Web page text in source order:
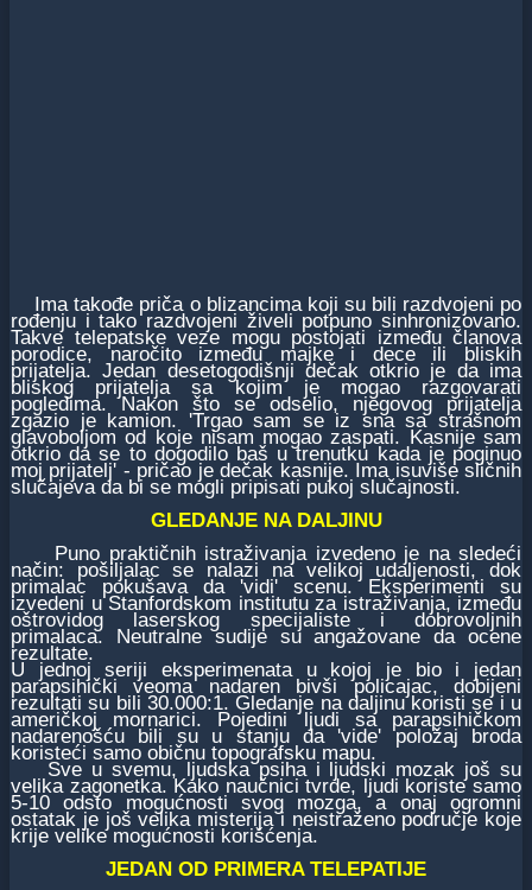
Ima takođe priča o blizancima koji su bili razdvojeni po
rođenju i tako razdvojeni živeli potpuno sinhronizovano.
Takve telepatske veze mogu postojati između članova
porodice, naročito između majke i dece ili bliskih
prijatelja. Jedan desetogodišnji dečak otkrio je da ima
bliskog prijatelja sa kojim je mogao razgovarati
pogledima. Nakon što se odselio, njegovog prijatelja
zgazio je kamion. 'Trgao sam se iz sna sa strašnom
glavoboljom od koje nisam mogao zaspati. Kasnije sam
otkrio da se to dogodilo baš u trenutku kada je poginuo
moj prijatelj' - pričao je dečak kasnije. Ima isuviše sličnih
slučajeva da bi se mogli pripisati pukoj slučajnosti.
GLEDANJE NA DALJINU
Puno praktičnih istraživanja izvedeno je na sledeći
način: pošiljalac se nalazi na velikoj udaljenosti, dok
primalac pokušava da 'vidi' scenu. Eksperimenti su
izvedeni u Stanfordskom institutu za istraživanja, između
oštrovidog laserskog specijaliste i dobrovoljnih
primalaca. Neutralne sudije su angažovane da ocene
rezultate.
U jednoj seriji eksperimenata u kojoj je bio i jedan
parapsihički veoma nadaren bivši policajac, dobijeni
rezultati su bili 30.000:1. Gledanje na daljinu koristi se i u
američkoj mornarici. Pojedini ljudi sa parapsihičkom
nadarenošću bili su u stanju da 'vide' položaj broda
koristeći samo običnu topografsku mapu.
Sve u svemu, ljudska psiha i ljudski mozak još su
velika zagonetka. Kako naučnici tvrde, ljudi koriste samo
5-10 odsto mogućnosti svog mozga, a onaj ogromni
ostatak je još velika misterija i neistraženo područje koje
krije velike mogućnosti korišćenja.
JEDAN OD PRIMERA TELEPATIJE